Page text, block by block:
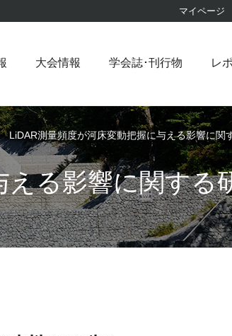
マイページ
大会情報 学会誌･刊行物 レ
る影響に関する
LiDAR測量頻度が河床変動把握に与える影響に関